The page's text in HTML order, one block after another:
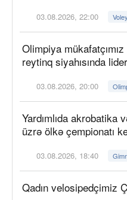
03.08.2026, 22:00
Olimpiya
reytinq siyahısında
03.08.2026, 20:00
Yardımlıda akrobatika
üzrə ölkə çempionatı
03.08.2026, 18:40
Qadın velosipedçimiz